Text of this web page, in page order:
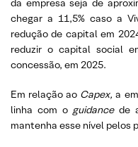
da empresa seja de
chegar a 11,5% caso a
redução de capital em
reduzir o capital social
concessão, em 2025.
Em relação ao Capex, a
linha com o guidancede
mantenha esse nível pelos